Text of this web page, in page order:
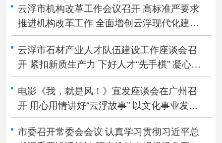
云浮市机构改革工作会议召开 高标准严要求
推进机构改革工作 全面增创云浮现代化建设
关键新优势 卢荣春出席会议并讲话
云浮市石材产业人才队伍建设工作座谈会召
开 紧扣新质生产力 下好人才“先手棋” 凝心聚
力推动云浮石材产业高质量发展 卢荣春主持
会议并讲话
电影《我，就是风！》宣发座谈会在广州召
开 用心用情讲好“云浮故事” 以文化事业发展
赋能云浮高质量发展
市委召开常委会会议 认真学习贯彻习近平总